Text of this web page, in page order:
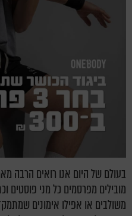
בעולם של היום אנו רואים הרבה
מובילים מפרסמים כל מני פוסטים
משולבים או אפילו אימונים